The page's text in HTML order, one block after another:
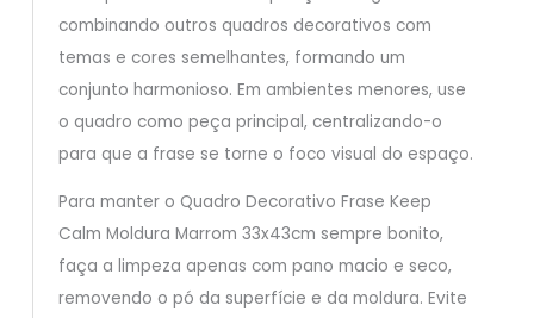
combinando outros quadros decorativos com
temas e cores semelhantes, formando um
conjunto harmonioso. Em ambientes menores, use
o quadro como peça principal, centralizando-o
para que a frase se torne o foco visual do espaço.
Para manter o Quadro Decorativo Frase Keep
Calm Moldura Marrom 33x43cm sempre bonito,
faça a limpeza apenas com pano macio e seco,
removendo o pó da superfície e da moldura. Evite